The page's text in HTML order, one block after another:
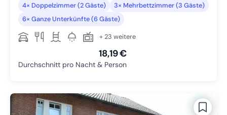
4× Doppelzimmer (2 Gäste)
3× Mehrbettzimmer (3 Gäste)
6× Ganze Unterkünfte (6 Gäste)
+ 23 weitere
18,19 €
Durchschnitt pro Nacht & Person